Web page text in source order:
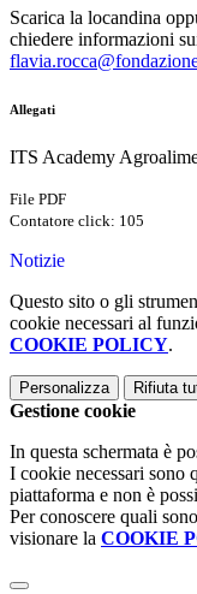
Scarica la locandina
chiedere informazioni
Allegati
ITS Academy
File PDF
Contatore click: 105
Notizie
Questo sito o gli
cookie necessari al
COOKIE POLICY.
Personalizza Rifiuta
Gestione cookie
In questa schermata è
I cookie necessari sono
piattaforma e non è
Per conoscere quali
visionare la COOKIE